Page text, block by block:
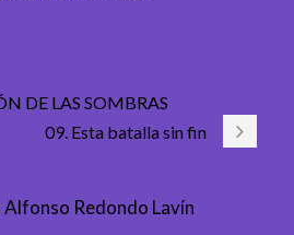
DE LAS SOMBRAS
09. Esta batalla sin fin
Alfonso Redondo Lavín